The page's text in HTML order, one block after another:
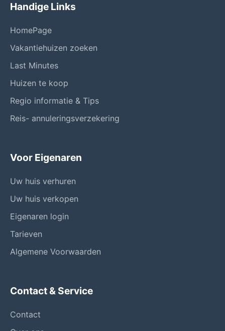
Handige Links
HomePage
Vakantiehuizen zoeken
Last Minutes
Huizen te koop
Regio informatie & Tips
Reis- annuleringsverzekering
Voor Eigenaren
Uw huis verhuren
Uw huis verkopen
Eigenaren login
Tarieven
Algemene Voorwaarden
Contact & Service
Contact